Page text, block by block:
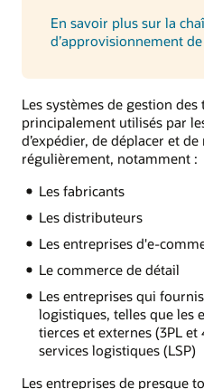
En savoir plus sur la
d’approvisionnement
Les systèmes de gestion
principalement utilisés par
d’expédier, de déplacer et
régulièrement, notamment :
Les fabricants
Les distributeurs
Les entreprises d'e-
Le commerce de détail
Les entreprises qui
logistiques, telles que les
tierces et externes (3PL
services logistiques (LSP)
Les entreprises de presque